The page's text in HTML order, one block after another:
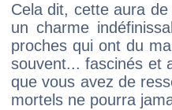
Cela dit, cette aura
un charme
proches qui ont du
souvent... fascinés et
que vous avez de
mortels ne pourra